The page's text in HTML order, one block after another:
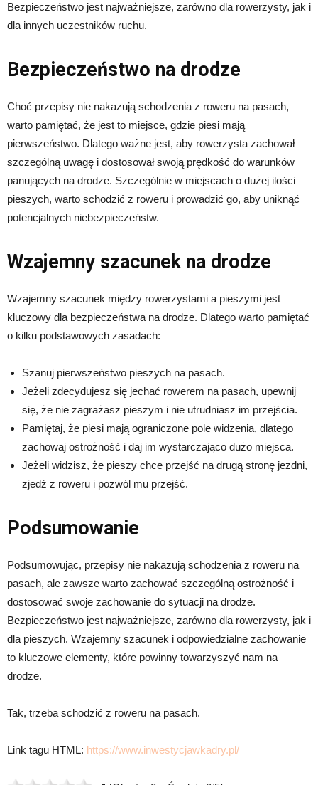
Bezpieczeństwo jest najważniejsze, zarówno dla rowerzysty, jak i
dla innych uczestników ruchu.
Bezpieczeństwo na drodze
Choć przepisy nie nakazują schodzenia z roweru na pasach,
warto pamiętać, że jest to miejsce, gdzie piesi mają
pierwszeństwo. Dlatego ważne jest, aby rowerzysta zachował
szczególną uwagę i dostosował swoją prędkość do warunków
panujących na drodze. Szczególnie w miejscach o dużej ilości
pieszych, warto schodzić z roweru i prowadzić go, aby uniknąć
potencjalnych niebezpieczeństw.
Wzajemny szacunek na drodze
Wzajemny szacunek między rowerzystami a pieszymi jest
kluczowy dla bezpieczeństwa na drodze. Dlatego warto pamiętać
o kilku podstawowych zasadach:
Szanuj pierwszeństwo pieszych na pasach.
Jeżeli zdecydujesz się jechać rowerem na pasach, upewnij
się, że nie zagrażasz pieszym i nie utrudniasz im przejścia.
Pamiętaj, że piesi mają ograniczone pole widzenia, dlatego
zachowaj ostrożność i daj im wystarczająco dużo miejsca.
Jeżeli widzisz, że pieszy chce przejść na drugą stronę jezdni,
zjedź z roweru i pozwól mu przejść.
Podsumowanie
Podsumowując, przepisy nie nakazują schodzenia z roweru na
pasach, ale zawsze warto zachować szczególną ostrożność i
dostosować swoje zachowanie do sytuacji na drodze.
Bezpieczeństwo jest najważniejsze, zarówno dla rowerzysty, jak i
dla pieszych. Wzajemny szacunek i odpowiedzialne zachowanie
to kluczowe elementy, które powinny towarzyszyć nam na
drodze.
Tak, trzeba schodzić z roweru na pasach.
Link tagu HTML: https://www.inwestycjawkadry.pl/